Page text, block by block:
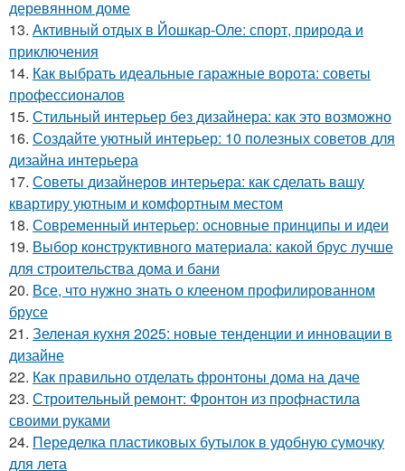
деревянном доме
13. Активный отдых в Йошкар-Оле: спорт, природа и
приключения
14. Как выбрать идеальные гаражные ворота: советы
профессионалов
15. Стильный интерьер без дизайнера: как это возможно
16. Создайте уютный интерьер: 10 полезных советов для
дизайна интерьера
17. Советы дизайнеров интерьера: как сделать вашу
квартиру уютным и комфортным местом
18. Современный интерьер: основные принципы и идеи
19. Выбор конструктивного материала: какой брус лучше
для строительства дома и бани
20. Все, что нужно знать о клееном профилированном
брусе
21. Зеленая кухня 2025: новые тенденции и инновации в
дизайне
22. Как правильно отделать фронтоны дома на даче
23. Строительный ремонт: Фронтон из профнастила
своими руками
24. Переделка пластиковых бутылок в удобную сумочку
для лета